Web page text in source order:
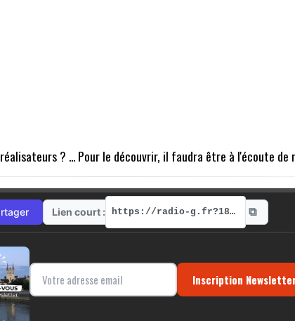
? ... Pour le découvrir, il faudra être à l'écoute de
Lien court : https://radio-g.fr?18021 ⧉
Inscription